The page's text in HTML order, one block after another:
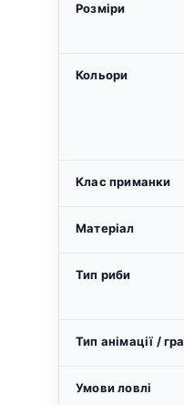
Розміри
Кольори
Клас приманки
Матеріал
Тип риби
Тип анімації / гра
Умови ловлі